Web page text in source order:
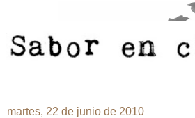
martes, 22 de junio de 2010